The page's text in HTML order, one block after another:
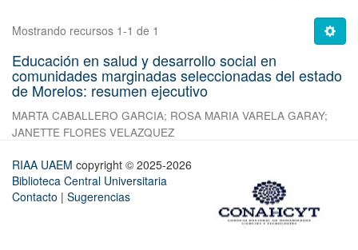
Mostrando recursos 1-1 de 1
Educación en salud y desarrollo social en
comunidades marginadas seleccionadas del estado
de Morelos: resumen ejecutivo
MARTA CABALLERO GARCIA; ROSA MARIA VARELA GARAY;
JANETTE FLORES VELAZQUEZ
RIAA UAEM copyright © 2025-2026
Biblioteca Central Universitaria
Contacto | Sugerencias